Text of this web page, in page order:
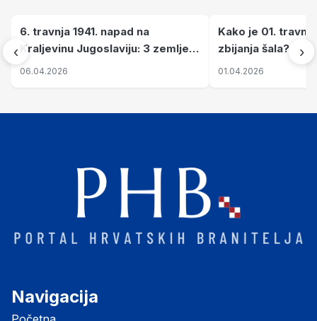
‹
6. travnja 1941. napad na
Kraljevinu Jugoslaviju: 3 zemlje
nastale njenim raspadom
06.04.2026
Kako je 01.
zbijanja šala?
01.04.2026
›
Navigacija